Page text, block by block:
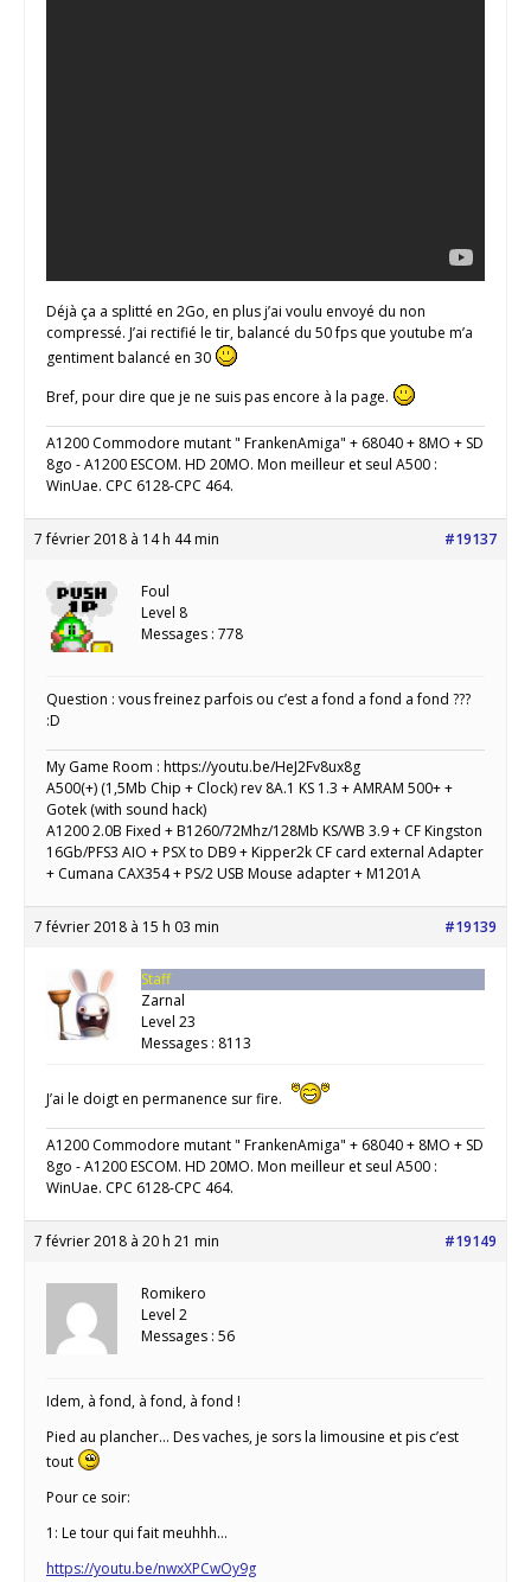
Déjà ça a splitté en 2Go, en plus j’ai voulu envoyé du non
compressé. J’ai rectifié le tir, balancé du 50 fps que youtube m’a
gentiment balancé en 30
Bref, pour dire que je ne suis pas encore à la page.
A1200 Commodore mutant " FrankenAmiga" + 68040 + 8MO + SD
8go - A1200 ESCOM. HD 20MO. Mon meilleur et seul A500 :
WinUae. CPC 6128-CPC 464.
7 février 2018 à 14 h 44 min #19137
Foul
Level 8
Messages : 778
Question : vous freinez parfois ou c’est a fond a fond a fond ???
:D
My Game Room : https://youtu.be/HeJ2Fv8ux8g
A500(+) (1,5Mb Chip + Clock) rev 8A.1 KS 1.3 + AMRAM 500+ +
Gotek (with sound hack)
A1200 2.0B Fixed + B1260/72Mhz/128Mb KS/WB 3.9 + CF Kingston
16Gb/PFS3 AIO + PSX to DB9 + Kipper2k CF card external Adapter
+ Cumana CAX354 + PS/2 USB Mouse adapter + M1201A
7 février 2018 à 15 h 03 min #19139
Staff
Zarnal
Level 23
Messages : 8113
J’ai le doigt en permanence sur fire.
A1200 Commodore mutant " FrankenAmiga" + 68040 + 8MO + SD
8go - A1200 ESCOM. HD 20MO. Mon meilleur et seul A500 :
WinUae. CPC 6128-CPC 464.
7 février 2018 à 20 h 21 min #19149
Romikero
Level 2
Messages : 56
Idem, à fond, à fond, à fond !
Pied au plancher… Des vaches, je sors la limousine et pis c’est
tout
Pour ce soir:
1: Le tour qui fait meuhhh…
https://youtu.be/nwxXPCwOy9g